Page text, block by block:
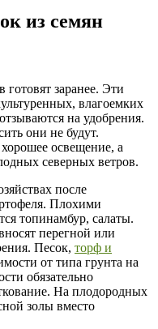
из семян
заранее. Эти
влагоемких
на удобрения.
они не будут.
освещение, а
северных ветров.
после
Плохими
топинамбур, салаты.
перегной или
Песок, торф и
от типа грунта на
обязательно
На плодородных
золы вместо